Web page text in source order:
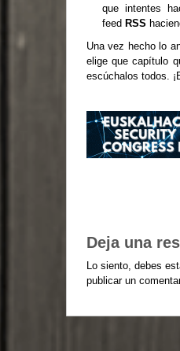
que intentes
feed RSS
Una vez hecho lo
elige que capítulo
escúchalos todos.
Deja una
Lo siento, debes
publicar un